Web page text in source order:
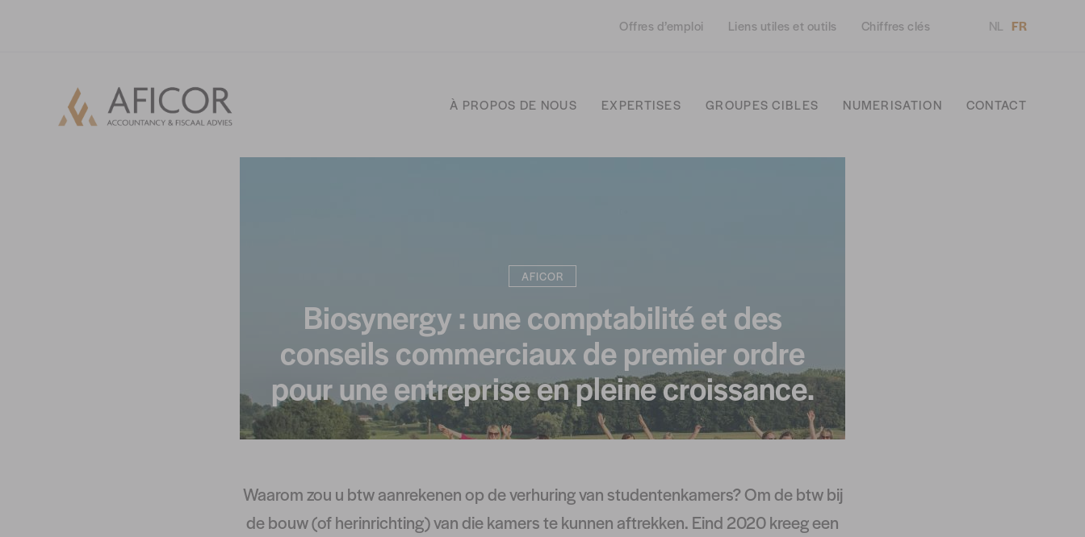
Offres d’emploi Liens utiles et outils Chiffres clés NL FR
À PROPOS DE NOUS EXPERTISES GROUPES CIBLES NUMERISATION CONTACT
AFICOR
Biosynergy : une comptabilité et des
conseils commerciaux de premier ordre
pour une entreprise en pleine croissance.
Waarom zou u btw aanrekenen op de verhuring van studentenkamers? Om de btw bij
de bouw (of herinrichting) van die kamers te kunnen aftrekken. Eind 2020 kreeg een